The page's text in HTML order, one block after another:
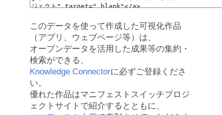
このデータを使って作成した可視化作品
（アプリ、ウェブページ等）は、
オープンデータを活用した成果等の集約・
検索ができる、
Knowledge Connectorに必ずご登録くださ
い。
優れた作品はマニフェストスイッチプロジ
ェクトサイトで紹介するとともに、